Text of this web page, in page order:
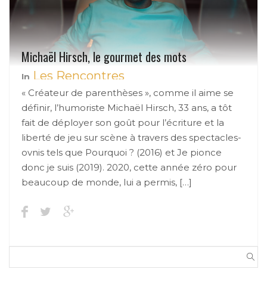
Michaël Hirsch, le gourmet des mots
In Les Rencontres
« Créateur de parenthèses », comme il aime se
définir, l’humoriste Michaël Hirsch, 33 ans, a tôt
fait de déployer son goût pour l’écriture et la
liberté de jeu sur scène à travers des spectacles-
ovnis tels que Pourquoi ? (2016) et Je pionce
donc je suis (2019). 2020, cette année zéro pour
beaucoup de monde, lui a permis, […]